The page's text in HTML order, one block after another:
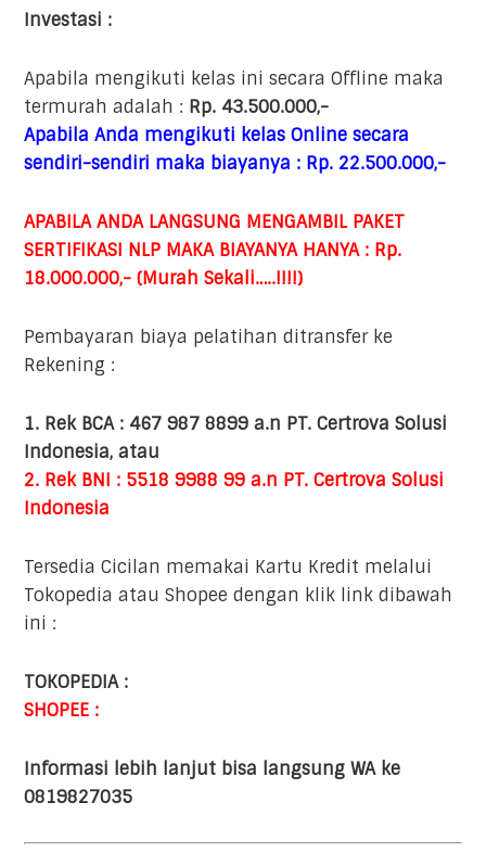
Investasi :
Apabila mengikuti kelas ini secara Offline maka
termurah adalah : Rp. 43.500.000,-
Apabila Anda mengikuti kelas Online secara
sendiri-sendiri maka biayanya : Rp. 22.500.000,-
APABILA ANDA LANGSUNG MENGAMBIL PAKET
SERTIFIKASI NLP MAKA BIAYANYA HANYA : Rp.
18.000.000,- (Murah Sekali…..!!!!)
Pembayaran biaya pelatihan ditransfer ke
Rekening :
1. Rek BCA : 467 987 8899 a.n PT. Certrova Solusi
Indonesia, atau
2. Rek BNI : 5518 9988 99 a.n PT. Certrova Solusi
Indonesia
Tersedia Cicilan memakai Kartu Kredit melalui
Tokopedia atau Shopee dengan klik link dibawah
ini :
TOKOPEDIA :
SHOPEE :
Informasi lebih lanjut bisa langsung WA ke
0819827035